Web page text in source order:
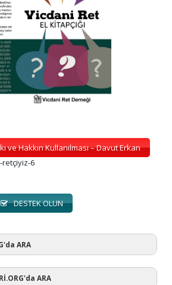
ve Hakkın Kullanılması – Davut Erkan
DESTEK OLUN
ARA
ARA